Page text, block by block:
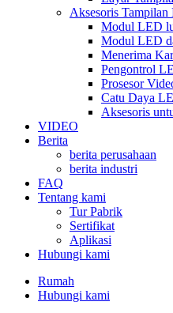
Aksesoris Tampilan
Modul LED
Modul LED
Menerima
Pengontrol
Prosesor
Catu Daya
Aksesoris
VIDEO
Berita
berita perusahaan
berita industri
FAQ
Tentang kami
Tur Pabrik
Sertifikat
Aplikasi
Hubungi kami
Rumah
Hubungi kami